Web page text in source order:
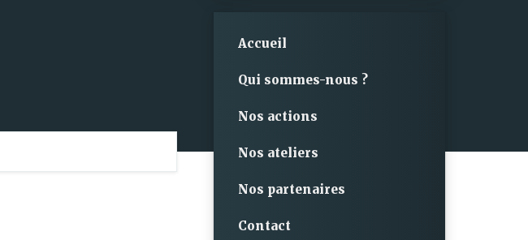
Accueil
Qui sommes-nous ?
Nos actions
Nos ateliers
Nos partenaires
Contact